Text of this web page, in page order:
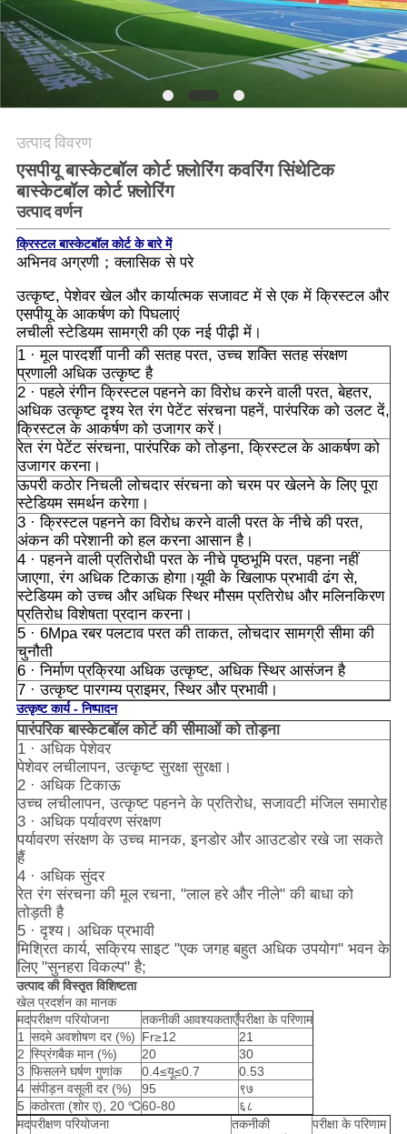
उत्पाद विवरण
एसपीयू बास्केटबॉल कोर्ट फ़्लोरिंग कवरिंग सिंथेटिक
बास्केटबॉल कोर्ट फ़्लोरिंग
उत्पाद वर्णन
क्रिस्टल बास्केटबॉल कोर्ट के बारे में
अभिनव अग्रणी；क्लासिक से परे
उत्कृष्ट, पेशेवर खेल और कार्यात्मक सजावट में से एक में क्रिस्टल और
एसपीयू के आकर्षण को पिघलाएं
लचीली स्टेडियम सामग्री की एक नई पीढ़ी में।
1 · मूल पारदर्शी पानी की सतह परत, उच्च शक्ति सतह संरक्षण
प्रणाली अधिक उत्कृष्ट है
2 · पहले रंगीन क्रिस्टल पहनने का विरोध करने वाली परत, बेहतर,
अधिक उत्कृष्ट दृश्य रेत रंग पेटेंट संरचना पहनें, पारंपरिक को उलट दें,
क्रिस्टल के आकर्षण को उजागर करें।
रेत रंग पेटेंट संरचना, पारंपरिक को तोड़ना, क्रिस्टल के आकर्षण को
उजागर करना।
ऊपरी कठोर निचली लोचदार संरचना को चरम पर खेलने के लिए पूरा
स्टेडियम समर्थन करेगा।
3 · क्रिस्टल पहनने का विरोध करने वाली परत के नीचे की परत,
अंकन की परेशानी को हल करना आसान है।
4 · पहनने वाली प्रतिरोधी परत के नीचे पृष्ठभूमि परत, पहना नहीं
जाएगा, रंग अधिक टिकाऊ होगा।यूवी के खिलाफ प्रभावी ढंग से,
स्टेडियम को उच्च और अधिक स्थिर मौसम प्रतिरोध और मलिनकिरण
प्रतिरोध विशेषता प्रदान करना।
5 · 6Mpa रबर पलटाव परत की ताकत, लोचदार सामग्री सीमा की
चुनौती
6 · निर्माण प्रक्रिया अधिक उत्कृष्ट, अधिक स्थिर आसंजन है
7 · उत्कृष्ट पारगम्य प्राइमर, स्थिर और प्रभावी।
उत्कृष्ट कार्य - निष्पादन
पारंपरिक बास्केटबॉल कोर्ट की सीमाओं को तोड़ना
1 · अधिक पेशेवर
पेशेवर लचीलापन, उत्कृष्ट सुरक्षा सुरक्षा।
2 · अधिक टिकाऊ
उच्च लचीलापन, उत्कृष्ट पहनने के प्रतिरोध, सजावटी मंजिल समारोह
3 · अधिक पर्यावरण संरक्षण
पर्यावरण संरक्षण के उच्च मानक, इनडोर और आउटडोर रखे जा सकते
हैं
4 · अधिक सुंदर
रेत रंग संरचना की मूल रचना, "लाल हरे और नीले" की बाधा को
तोड़ती है
5 · दृश्य। अधिक प्रभावी
मिश्रित कार्य, सक्रिय साइट "एक जगह बहुत अधिक उपयोग" भवन के
लिए "सुनहरा विकल्प" है;
उत्पाद की विस्तृत विशिष्टता
खेल प्रदर्शन का मानक
मदपरीक्षण परियोजना तकनीकी आवश्यकताएँपरीक्षा के परिणाम
1 सदमे अवशोषण दर (%) Fr≥12
21
2 स्प्रिंगबैक मान (%) 20
30
3 फिसलने घर्षण गुणांक 0.4≤यू≤0.7
0.53
4 संपीड़न वसूली दर (%) 95
९७
5 कठोरता (शोर ए), 20 ℃60-80
६८
मदपरीक्षण परियोजना
तकनीकी
परीक्षा के परिणाम